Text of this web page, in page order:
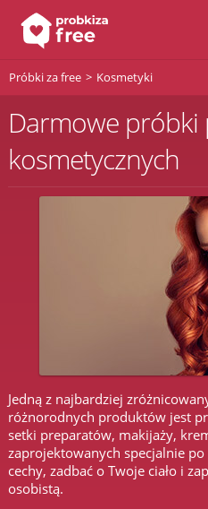
Próbki za free Kosmetyki
Darmowe
kosmetycznych
Jedną z najbardziej
różnorodnych produktów jest
setki preparatów, makijaży,
zaprojektowanych specjalnie
cechy, zadbać o Twoje ciało i
osobistą.